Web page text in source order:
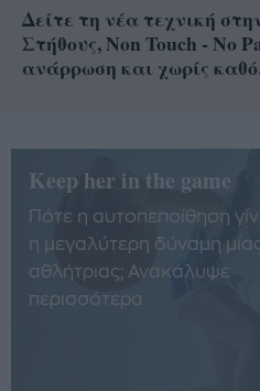
Δείτε τη νέα τεχνική
Στήθους, Non Touch - No
ανάρρωση και χωρίς
Keep her in the game
Πότε η αυτοπεποίθηση
η μεγαλύτερη δύναμη
αθλήτριας; Ανακάλυψε
περισσότερα